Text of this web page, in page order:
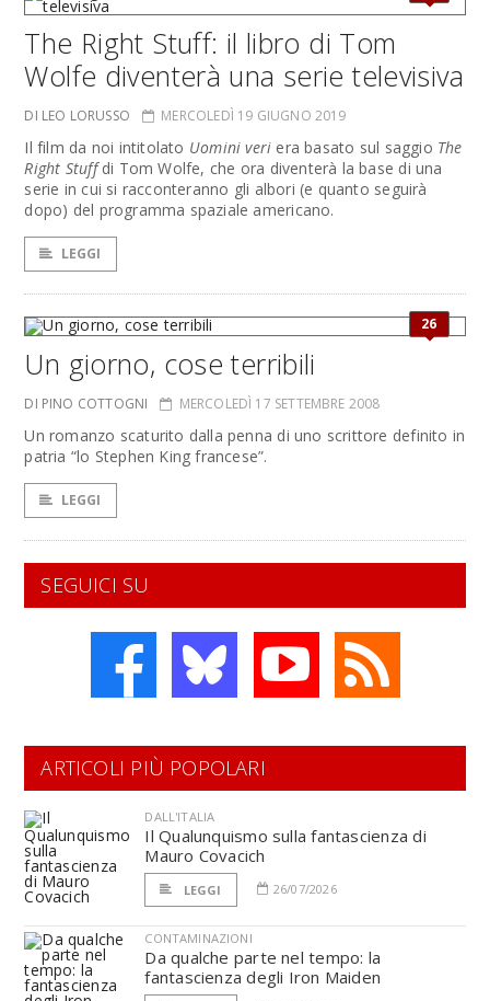
The Right Stuff: il libro di Tom
Wolfe diventerà una serie televisiva
DI LEO LORUSSO MERCOLEDÌ 19 GIUGNO 2019
Il film da noi intitolato Uomini veri era basato sul saggio The
Right Stuffdi Tom Wolfe, che ora diventerà la base di una
serie in cui si racconteranno gli albori (e quanto seguirà
dopo) del programma spaziale americano.
LEGGI
26
Un giorno, cose terribili
DI PINO COTTOGNI MERCOLEDÌ 17 SETTEMBRE 2008
Un romanzo scaturito dalla penna di uno scrittore definito in
patria “lo Stephen King francese”.
LEGGI
SEGUICI SU
ARTICOLI PIÙ POPOLARI
DALL'ITALIA
Il Qualunquismo sulla fantascienza di
Mauro Covacich
LEGGI 26/07/2026
CONTAMINAZIONI
Da qualche parte nel tempo: la
fantascienza degli Iron Maiden